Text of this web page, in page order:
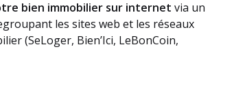
bien immobilier sur internet via un
les sites web et les réseaux
(SeLoger, Bien’Ici, LeBonCoin,